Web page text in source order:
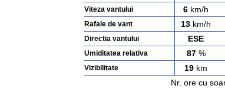
Viteza vantului 6 km/h
Rafale de vant 13 km/h
Directia vantului ESE
Umiditatea relativa 87%
Vizibilitate 19 km
Nr. ore cu